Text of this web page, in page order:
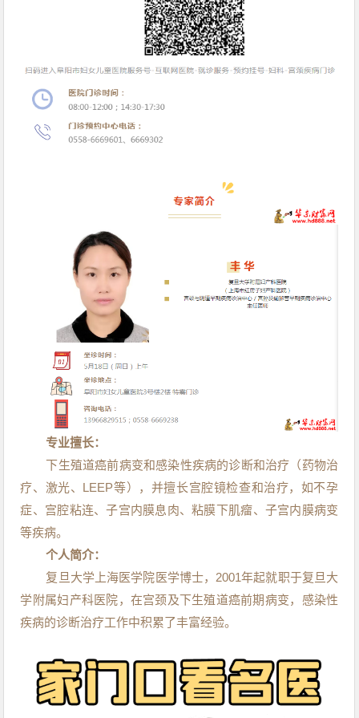
专业擅长：
下生殖道癌前病变和感染性疾病的诊断和治疗（药物治
疗、激光、LEEP等），并擅长宫腔镜检查和治疗，如不孕
症、宫腔粘连、子宫内膜息肉、粘膜下肌瘤、子宫内膜病变
等疾病。
个人简介：
复旦大学上海医学院医学博士，2001年起就职于复旦大
学附属妇产科医院，在宫颈及下生殖道癌前期病变，感染性
疾病的诊断治疗工作中积累了丰富经验。